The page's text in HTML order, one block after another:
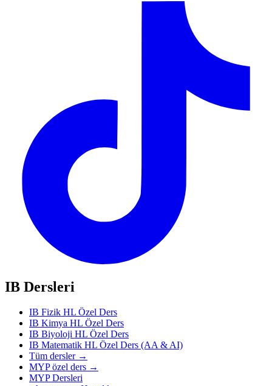
IB Dersleri
IB Fizik HL Özel Ders
IB Kimya HL Özel Ders
IB Biyoloji HL Özel Ders
IB Matematik HL Özel Ders (AA & AI)
Tüm dersler →
MYP özel ders →
MYP Dersleri